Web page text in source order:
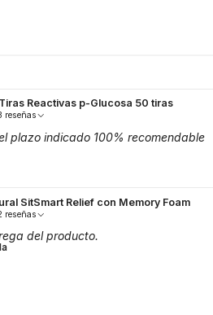
Reactivas p-Glucosa 50 tiras
3 reseñas
plazo indicado 100% recomendable
SitSmart Relief con Memory Foam
2 reseñas
del producto.